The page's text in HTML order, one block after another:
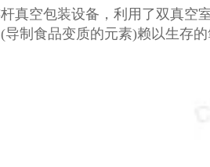
真空包装设备，利用了双真空
制食品变质的元素)赖以生存